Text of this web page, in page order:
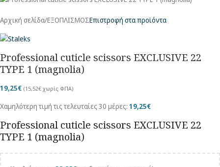
Αρχική σελίδα/ΕΞΟΠΛΙΣΜΟΣΕπιστροφή στα προϊόντα
Professional cuticle scissors EXCLUSIVE 22
TYPE 1 (magnolia)
19,25€ (15,52€ χωρίς ΦΠΑ)
Χαμηλότερη τιμή τις τελευταίες 30 μέρες: 19,25€
Professional cuticle scissors EXCLUSIVE 22
TYPE 1 (magnolia)